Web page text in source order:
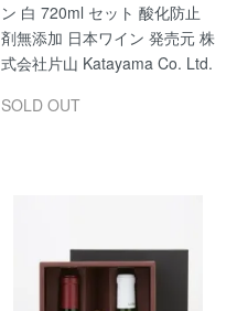
ン 白 720ml セット 酸化防止
剤無添加 日本ワイン 発売元 株
式会社片山 Katayama Co. Ltd.
SOLD OUT